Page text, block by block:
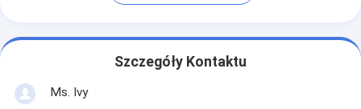
Szczegóły Kontaktu
Ms. Ivy